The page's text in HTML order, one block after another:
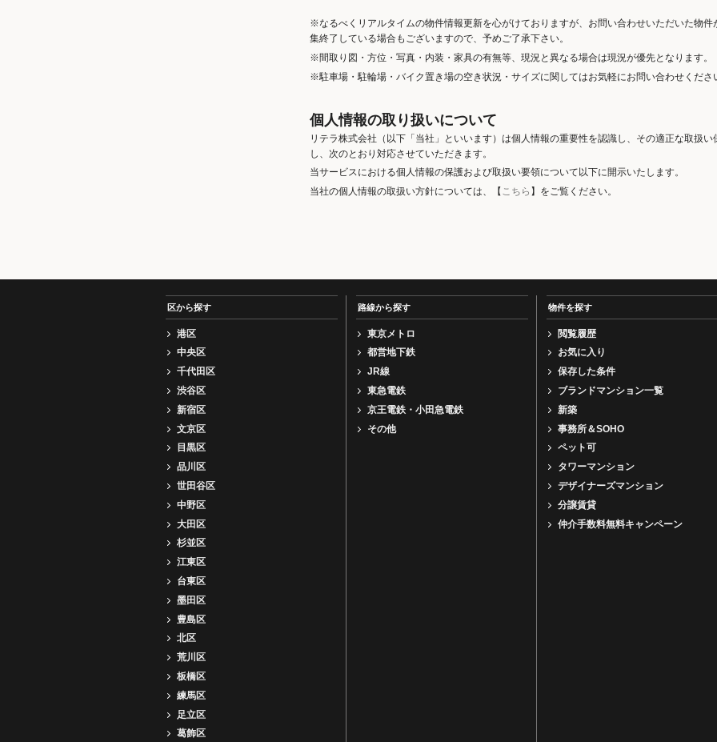
※なるべくリアルタイムの物件情報更新を心がけておりますが、お問い合わせいただいた物件
集終了している場合もございますので、予めご了承下さい。
※間取り図・方位・写真・内装・家具の有無等、現況と異なる場合は現況が優先となります。
※駐車場・駐輪場・バイク置き場の空き状況・サイズに関してはお気軽にお問い合わせくださ
個人情報の取り扱いについて
リテラ株式会社（以下「当社」といいます）は個人情報の重要性を認識し、その適正な取扱い
し、次のとおり対応させていただきます。
当サービスにおける個人情報の保護および取扱い要領について以下に開示いたします。
当社の個人情報の取扱い方針については、【 こちら 】をご覧ください。
区から探す
港区
中央区
千代田区
渋谷区
新宿区
文京区
目黒区
品川区
世田谷区
中野区
大田区
杉並区
江東区
台東区
墨田区
豊島区
北区
荒川区
板橋区
練馬区
足立区
葛飾区
路線から探す
東京メトロ
都営地下鉄
JR線
東急電鉄
京王電鉄・小田急電鉄
その他
物件を探す
閲覧履歴
お気に入り
保存した条件
ブランドマンション一覧
新築
事務所＆SOHO
ペット可
タワーマンション
デザイナーズマンション
分譲賃貸
仲介手数料無料キャンペーン